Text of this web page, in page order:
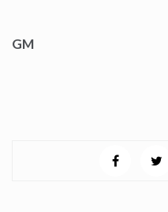
GM